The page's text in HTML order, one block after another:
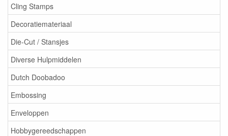
Cling Stamps
Decoratiemateriaal
Die-Cut / Stansjes
Diverse Hulpmiddelen
Dutch Doobadoo
Embossing
Enveloppen
Hobbygereedschappen